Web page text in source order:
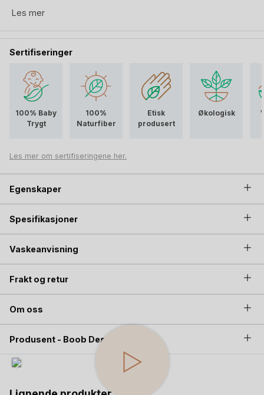
dobbel-front: ytterste front er en folde-til-side front, og
innerste front skjuler en “amme og voksende-mage” splitt.
deilig i berøring.
For amming trenger du kun å brette den første fronten til
side, så er du klar. Smart, lekker og diskré ammeklær
design. Boob gravid- og amme t-skjorte vil du lett beholde
Les mer
Sertifiseringer
100% Baby
Trygt
100%
Naturfiber
Etisk
produsert
Økologisk
Les mer om sertifiseringene her.
Egenskaper
Spesifikasjoner
Vaskeanvisning
Frakt og retur
Om oss
Produsent - Boob Design